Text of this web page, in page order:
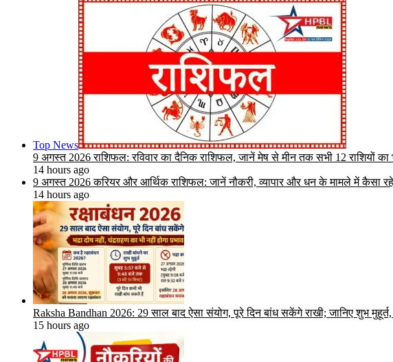
Top News
9 अगस्त 2026 राशिफल: रविवार का दैनिक राशिफल, जानें मेष से मीन तक सभी 12 राशियों का
14 hours ago
9 अगस्त 2026 करियर और आर्थिक राशिफल: जानें नौकरी, व्यापार और धन के मामले में कैसा
14 hours ago
Raksha Bandhan 2026: 29 साल बाद ऐसा संयोग, पूरे दिन बांध सकेंगे राखी; जानिए शुभ
15 hours ago